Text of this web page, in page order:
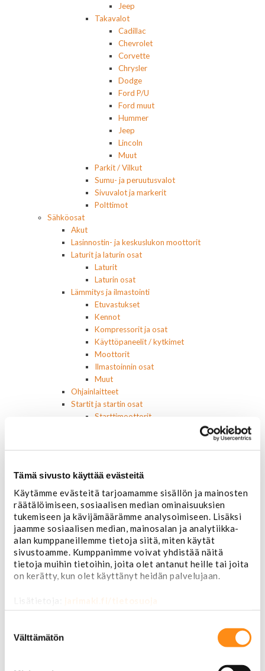
Tämä sivusto käyttää evästeitä
Käytämme evästeitä tarjoamamme sisällön ja mainosten
räätälöimiseen, sosiaalisen median ominaisuuksien
tukemiseen ja kävijämäärämme analysoimiseen. Lisäksi
jaamme sosiaalisen median, mainosalan ja analytiikka-
alan kumppaneillemme tietoja siitä, miten käytät
sivustoamme. Kumppanimme voivat yhdistää näitä
tietoja muihin tietoihin, joita olet antanut heille tai joita
on kerätty, kun olet käyttänyt heidän palvelujaan.
Lisätietoja: jarimaki.fi/tietosuoja
valinta
Välttämätön
Jeep
Takavalot
Cadillac
Chevrolet
Corvette
Chrysler
Dodge
Ford P/U
Ford muut
Hummer
Jeep
Lincoln
Muut
Parkit / Vilkut
Sumu- ja peruutusvalot
Sivuvalot ja markerit
Polttimot
Sähköosat
Akut
Lasinnostin- ja keskuslukon moottorit
Laturit ja laturin osat
Laturit
Laturin osat
Lämmitys ja ilmastointi
Etuvastukset
Kennot
Kompressorit ja osat
Käyttöpaneelit / kytkimet
Moottorit
Ilmastoinnin osat
Muut
Ohjainlaitteet
Startit ja startin osat
Starttimoottorit
Sähköosat
Jarruvalokytkimet
Keskuslukon kytkimet
Lasinnostimen kytkimet
Lämmityslaitteen osat
Muut kytkimet ja sähköosat
Nelivedon kytkimet
Ovivalokykimet
Releet ja sulakkeet
Vakionopeudensäätimen osat